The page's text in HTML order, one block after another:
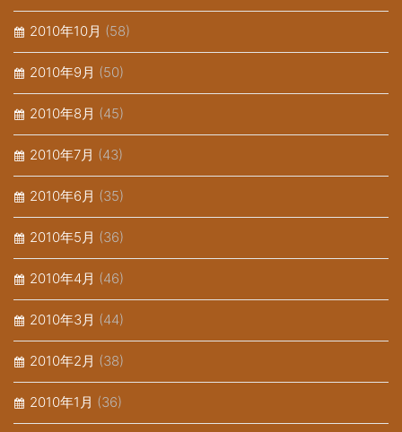
2010年10月 (58)
2010年9月 (50)
2010年8月 (45)
2010年7月 (43)
2010年6月 (35)
2010年5月 (36)
2010年4月 (46)
2010年3月 (44)
2010年2月 (38)
2010年1月 (36)